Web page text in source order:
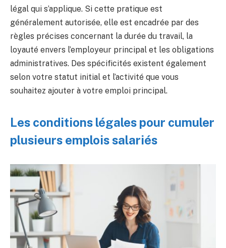
légal qui s’applique. Si cette pratique est
généralement autorisée, elle est encadrée par des
règles précises concernant la durée du travail, la
loyauté envers l’employeur principal et les obligations
administratives. Des spécificités existent également
selon votre statut initial et l’activité que vous
souhaitez ajouter à votre emploi principal.
Les conditions légales pour cumuler
plusieurs emplois salariés